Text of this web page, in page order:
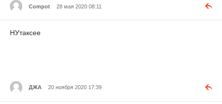
Compot 28 мая 2020 08:11
НУтаксее
ДЖА 20 ноября 2020 17:39